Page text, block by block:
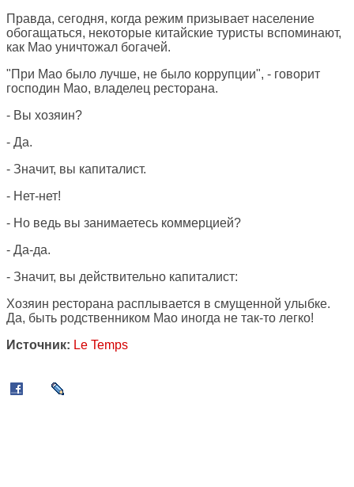
Правда, сегодня, когда режим призывает население
обогащаться, некоторые китайские туристы вспоминают,
как Мао уничтожал богачей.
"При Мао было лучше, не было коррупции", - говорит
господин Мао, владелец ресторана.
- Вы хозяин?
- Да.
- Значит, вы капиталист.
- Нет-нет!
- Но ведь вы занимаетесь коммерцией?
- Да-да.
- Значит, вы действительно капиталист:
Хозяин ресторана расплывается в смущенной улыбке.
Да, быть родственником Мао иногда не так-то легко!
Источник: Le Temps